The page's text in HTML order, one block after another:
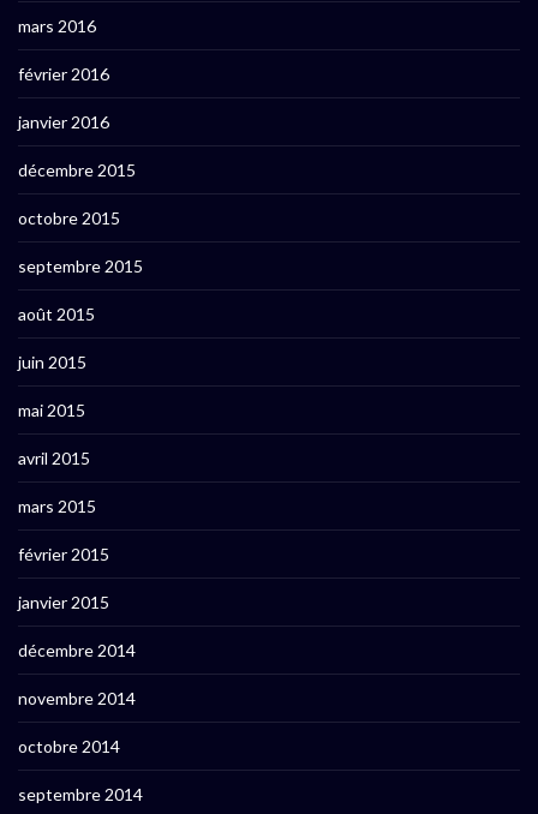
mars 2016
février 2016
janvier 2016
décembre 2015
octobre 2015
septembre 2015
août 2015
juin 2015
mai 2015
avril 2015
mars 2015
février 2015
janvier 2015
décembre 2014
novembre 2014
octobre 2014
septembre 2014